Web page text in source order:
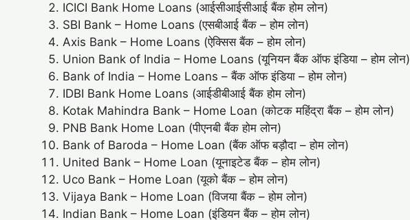
ICICI Bank Home Loans (आईसीआईसीआई बैंक होम लोन)
SBI Bank – Home Loans (एसबीआई बैंक – होम लोन)
Axis Bank – Home Loans (ऐक्सिस बैंक – होम लोन)
Union Bank of India – Home Loans (यूनियन बैंक ऑफ इंडिया – होम लोन)
Bank of India – Home Loans – बैंक ऑफ इंडिया – होम लोन)
IDBI Bank Home Loans (आईडीबीआई बैंक होम लोन)
Kotak Mahindra Bank – Home Loan (कोटक महिंद्रा बैंक – होम लोन)
PNB Bank Home Loan (पीएनबी बैंक होम लोन)
Bank of Baroda – Home Loan (बैंक ऑफ बड़ौदा – होम लोन)
United Bank – Home Loan (यूनाइटेड बैंक – होम लोन)
Uco Bank – Home Loan (यूको बैंक – होम लोन)
Vijaya Bank – Home Loan (विजया बैंक – होम लोन)
Indian Bank – Home Loan (इंडियन बैंक – होम लोन)